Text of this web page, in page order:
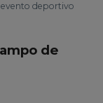
deportivo
de